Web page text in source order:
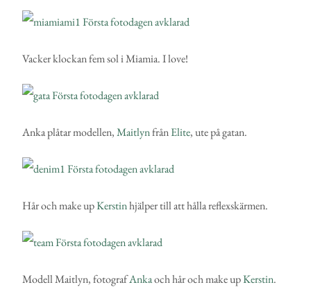
Vacker klockan fem sol i Miamia. I love!
Anka plåtar modellen,MaitlynfrånElite, ute på gatan.
Hår och make upKerstinhjälper till att hålla reflexskärmen.
Modell Maitlyn, fotografAnkaoch hår och make upKerstin.